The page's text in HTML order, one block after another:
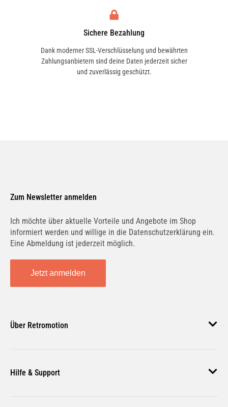
Sichere Bezahlung
Dank moderner SSL-Verschlüsselung und bewährten
Zahlungsanbietern sind deine Daten jederzeit sicher
und zuverlässig geschützt.
Zum Newsletter anmelden
Ich möchte über aktuelle Vorteile und Angebote im Shop
informiert werden und willige in die Datenschutzerklärung ein.
Eine Abmeldung ist jederzeit möglich.
Jetzt anmelden
Über Retromotion
Unsere Jobs
Magazin
Hilfe & Support